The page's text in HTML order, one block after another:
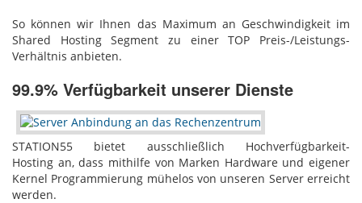
So können wir Ihnen das Maximum an Geschwindigkeit im
Shared Hosting Segment zu einer TOP Preis-/Leistungs-
Verhältnis anbieten.
99.9% Verfügbarkeit unserer Dienste
STATION55 bietet ausschließlich Hochverfügbarkeit-
Hosting‎ an, dass mithilfe von Marken Hardware und eigener
Kernel Programmierung mühelos von unseren Server erreicht
werden.